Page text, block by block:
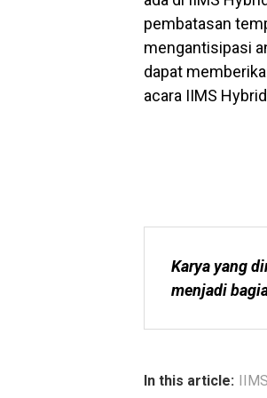
pembatasan
mengantisipasi
dapat
acara IIMS
Karya yang
menjadi
In this article: